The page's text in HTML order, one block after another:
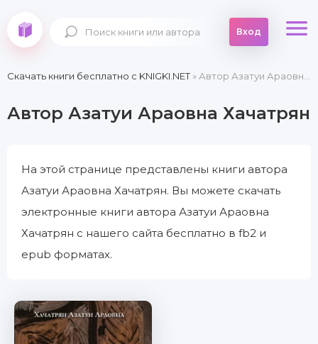
Вход
Скачать книги бесплатно c KNIGKI.NET» Автор Азатуи Араовна Хачатрян
Автор Азатуи Араовна Хачатрян
На этой странице представлены книги автора
Азатуи Араовна Хачатрян. Вы можете скачать
электронные книги автора Азатуи Араовна
Хачатрян с нашего сайта бесплатно в fb2 и
epub форматах.